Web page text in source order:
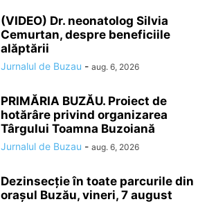
(VIDEO) Dr. neonatolog Silvia
Cemurtan, despre beneficiile
alăptării
Jurnalul de Buzau - aug. 6, 2026
PRIMĂRIA BUZĂU. Proiect de
hotărâre privind organizarea
Târgului Toamna Buzoiană
Jurnalul de Buzau - aug. 6, 2026
Dezinsecție în toate parcurile din
orașul Buzău, vineri, 7 august